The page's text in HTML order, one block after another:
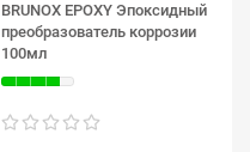
BRUNOX EPOXY Эпоксидный
преобразователь коррозии
100мл